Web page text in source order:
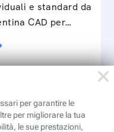
e standard da
CAD per…